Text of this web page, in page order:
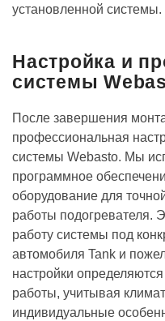
установленной системы.
Настройка и
системы
После завершения
профессиональная
системы Webasto. Мы
программное
оборудование для
работы подогревателя.
работу системы под
автомобиля Tank и
настройки
работы, учитывая
индивидуальные